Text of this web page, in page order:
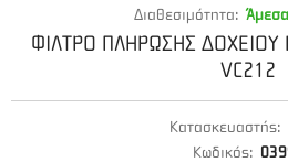
Διαθεσιμότητα:
ΦΙΛΤΡΟ ΠΛΗΡΩΣΗΣ ΔΟΧΕΙΟΥ
VC212
Κατασκευαστής:
Κωδικός: